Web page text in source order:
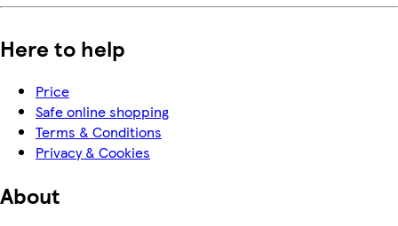
Here to help
Price
Safe online shopping
Terms & Conditions
Privacy & Cookies
About